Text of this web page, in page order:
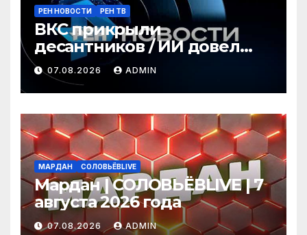
РЕН НОВОСТИ РЕН ТВ
ВКС прикрыли
десантников / ИИ довел
киберсолдат до гибели /
Бобров лишают плотин /
ГЛАВНОЕ ЗА ДЕНЬ
07.08.2026 ADMIN
МАРДАН СОЛОВЬЁВLIVE
Мардан | СОЛОВЬЁВLIVE | 7
августа 2026 года
07.08.2026 ADMIN